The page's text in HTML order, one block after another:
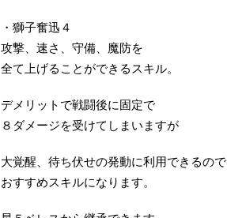
・獅子奮迅４
攻撃、速さ、守備、魔防を
全て上げることができるスキル。
デメリットで戦闘後に固定で
８ダメージを受けてしまいますが
大覚醒、待ち伏せの発動に利用できるので
おすすめスキルになります。